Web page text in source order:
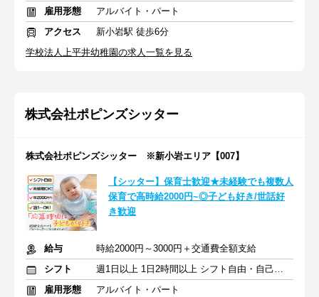
雇用形態
アルバイト・パート
アクセス
新小岩駅 徒歩6分
学校法人上平井幼稚園の求人一覧を見る
株式会社ポピンズシッター
株式会社ポピンズシッター ※新小岩エリア【007】
【シッター】保育士歓迎★未経験でも複数人
保育で高時給2000円~◎子ども好き/世話好
き歓迎
給与
時給2000円～3000円＋交通費全額支給
シフト
週1日以上 1日2時間以上 シフト自由・自己申告
雇用形態
アルバイト・パート